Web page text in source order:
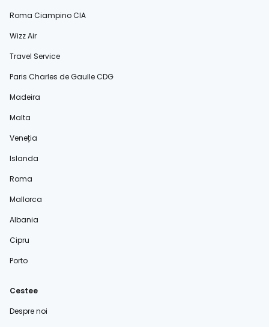
Roma Ciampino CIA
Wizz Air
Travel Service
Paris Charles de Gaulle CDG
Madeira
Malta
Veneția
Islanda
Roma
Mallorca
Albania
Cipru
Porto
Cestee
Despre noi